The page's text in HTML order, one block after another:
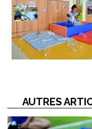
AUTRES